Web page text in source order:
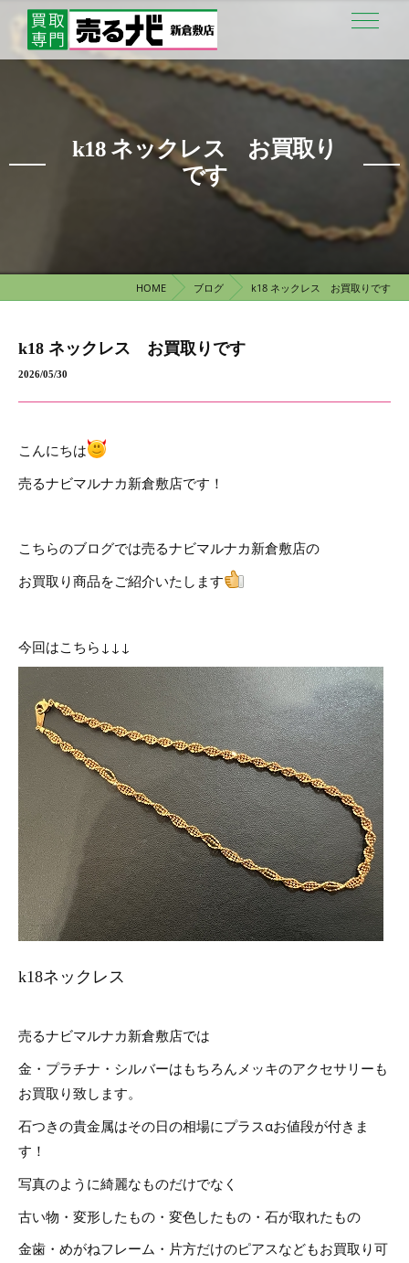
k18 ネックレス お買取り
です
HOME ブログ k18 ネックレス お買取りです
k18 ネックレス お買取りです
2026/05/30
こんにちは
売るナビマルナカ新倉敷店です！
こちらのブログでは売るナビマルナカ新倉敷店の
お買取り商品をご紹介いたします
今回はこちら↓↓↓
k18ネックレス
売るナビマルナカ新倉敷店では
金・プラチナ・シルバーはもちろんメッキのアクセサリーも
お買取り致します。
石つきの貴金属はその日の相場にプラスαお値段が付きま
す！
写真のように綺麗なものだけでなく
古い物・変形したもの・変色したもの・石が取れたもの
金歯・めがねフレーム・片方だけのピアスなどもお買取り可